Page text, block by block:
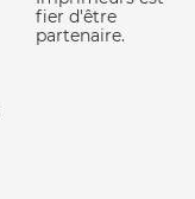
fier d'être
partenaire.